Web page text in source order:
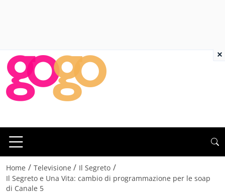
Home / Televisione / Il Segreto /
Il Segreto e Una Vita: cambio di programmazione per le soap
di Canale 5
×